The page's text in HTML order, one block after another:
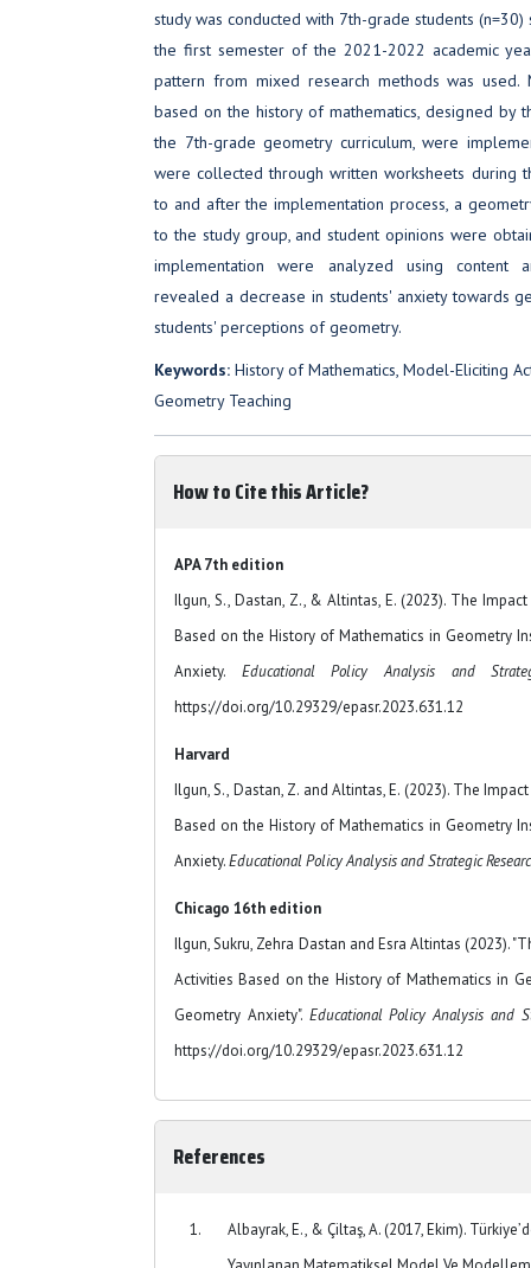
study was conducted with 7th-grade students
the first semester of the 2021-2022 academic
pattern from mixed research methods was used.
based on the history of mathematics, designed by
the 7th-grade geometry curriculum, were
were collected through written worksheets during
to and after the implementation process, a
to the study group, and student opinions were
implementation were analyzed using content
revealed a decrease in students' anxiety towards
students' perceptions of geometry.
Keywords: History of Mathematics, Model-Eliciting
Geometry Teaching
How to Cite this Article?
APA 7th edition
Ilgun, S., Dastan, Z., & Altintas, E. (2023). The
Based on the History of Mathematics in Geometry
Anxiety. Educational Policy Analysis and
https://doi.org/10.29329/epasr.2023.631.12
Harvard
Ilgun, S., Dastan, Z. and Altintas, E. (2023). The
Based on the History of Mathematics in Geometry
Anxiety.Educational Policy Analysis and Strategic
Chicago 16th edition
Ilgun, Sukru, Zehra Dastan and Esra Altintas (2023).
Activities Based on the History of Mathematics in
Geometry Anxiety". Educational Policy Analysis and
https://doi.org/10.29329/epasr.2023.631.12
References
Albayrak, E., & Çiltaş, A. (2017, Ekim).